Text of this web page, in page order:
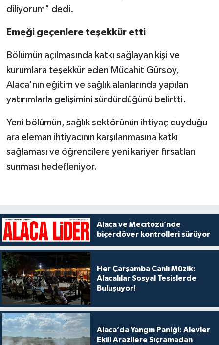
diliyorum" dedi.
Emeği geçenlere teşekkür etti
Bölümün açılmasında katkı sağlayan kişi ve
kurumlara teşekkür eden Mücahit Gürsoy,
Alaca'nın eğitim ve sağlık alanlarında yapılan
yatırımlarla gelişimini sürdürdüğünü belirtti.
Yeni bölümün, sağlık sektörünün ihtiyaç duyduğu
ara eleman ihtiyacının karşılanmasına katkı
sağlaması ve öğrencilere yeni kariyer fırsatları
sunması hedefleniyor.
Alaca ve Mecitözü’nde
biçerdöver kontrolleri sürüyor
Her Çarşamba Canlı Müzik:
Alacalılar Sosyal Tesislerde
Buluşuyor!
Alaca’da Yangın Paniği: Alevler
Ekili Arazilere Sıçramadan